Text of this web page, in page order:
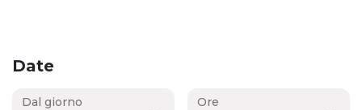
Date
Dal giorno Ore